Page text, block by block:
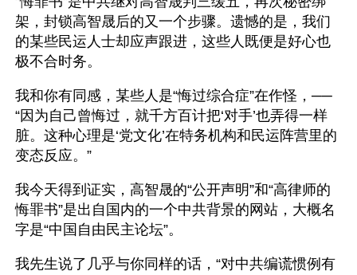
架，封锁高智晟后的又一个步骤。遗憾的是，我们
的某些民运人士却应声跟进，这些人既便是好心也
极不合时务。
我和你有同感，某些人是“悔过综合症”在作怪，──
“因为自己曾悔过，就千方百计把‘对手’也弄得一样
脏。这种心理是‘党文化’在特务机构和民运阵营里的
变态反应。”
我今天得到证实，高智晟的“公开声明”和“高律师的
悔罪书”是出自国内的一个中共背景的网站，大概名
字是“中国自由民主论坛”。
我先生说了几乎与你同样的话，“对中共编谎惯例有